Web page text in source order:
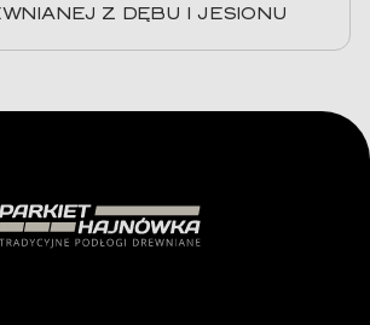
Z DĘBU I JESIONU